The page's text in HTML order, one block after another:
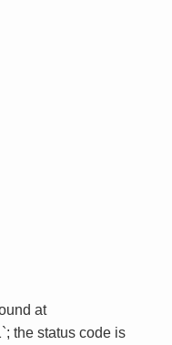
at
the status code is